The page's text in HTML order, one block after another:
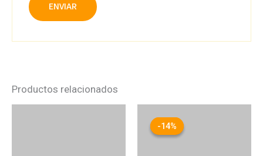
Productos relacionados
-14%
-14%
precio
original